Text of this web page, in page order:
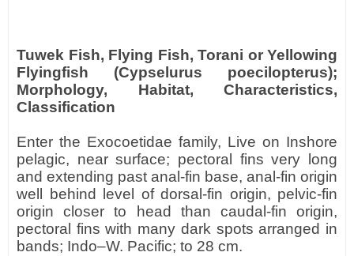
Tuwek Fish, Flying Fish, Torani or Yellowing
Flyingfish (Cypselurus poecilopterus);
Morphology, Habitat, Characteristics,
Classification
Enter the Exocoetidae family, Live on Inshore
pelagic, near surface; pectoral fins very long
and extending past anal-fin base, anal-fin origin
well behind level of dorsal-fin origin, pelvic-fin
origin closer to head than caudal-fin origin,
pectoral fins with many dark spots arranged in
bands; Indo–W. Pacific; to 28 cm.